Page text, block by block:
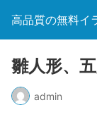
高品質の無料イ
雛人形、
admin